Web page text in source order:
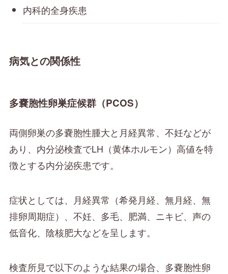
内科的全身疾患
病気との関係性
多嚢胞性卵巣症候群（PCOS）
両側卵巣の多嚢胞性腫大と月経異常、不妊などが
あり、内分泌検査でLH（黄体ホルモン）高値を特
徴とする内分泌疾患です。
症状としては、月経異常（希発月経、無月経、無
排卵周期症）、不妊、多毛、肥満、ニキビ、声の
低音化、陰核肥大などを呈します。
検査所見で以下のような結果の場合、多嚢胞性卵